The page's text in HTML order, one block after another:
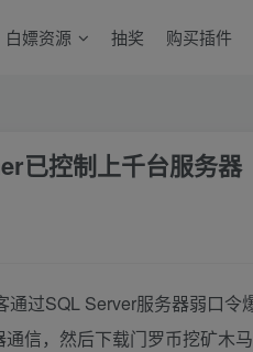
白嫖资源 抽奖 购买插件
已控制上千台服务器
过SQL Server服务器弱口令
信，然后下载门罗币挖矿木